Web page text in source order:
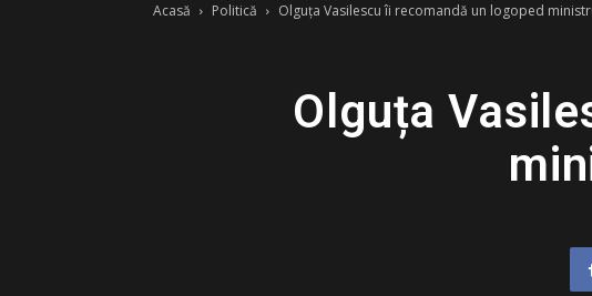
Acasă Politică Olguța Vasilescu îi recomandă un logoped
Olguța